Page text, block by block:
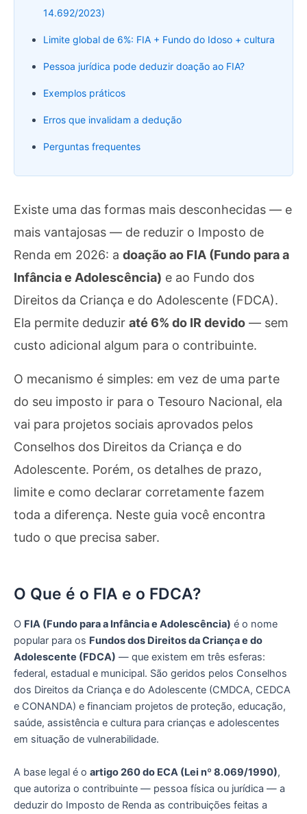
14.692/2023)
Limite global de 6%: FIA + Fundo do Idoso + cultura
Pessoa jurídica pode deduzir doação ao FIA?
Exemplos práticos
Erros que invalidam a dedução
Perguntas frequentes
Existe uma das formas mais desconhecidas — e
mais vantajosas — de reduzir o Imposto de
Renda em 2026: a doação ao FIA (Fundo para a
Infância e Adolescência) e ao Fundo dos
Direitos da Criança e do Adolescente (FDCA).
Ela permite deduzir até 6% do IR devido — sem
custo adicional algum para o contribuinte.
O mecanismo é simples: em vez de uma parte
do seu imposto ir para o Tesouro Nacional, ela
vai para projetos sociais aprovados pelos
Conselhos dos Direitos da Criança e do
Adolescente. Porém, os detalhes de prazo,
limite e como declarar corretamente fazem
toda a diferença. Neste guia você encontra
tudo o que precisa saber.
O Que é o FIA e o FDCA?
O FIA (Fundo para a Infância e Adolescência) é o nome
popular para os Fundos dos Direitos da Criança e do
Adolescente (FDCA) — que existem em três esferas:
federal, estadual e municipal. São geridos pelos Conselhos
dos Direitos da Criança e do Adolescente (CMDCA, CEDCA
e CONANDA) e financiam projetos de proteção, educação,
saúde, assistência e cultura para crianças e adolescentes
em situação de vulnerabilidade.
A base legal é o artigo 260 do ECA (Lei nº 8.069/1990),
que autoriza o contribuinte — pessoa física ou jurídica — a
deduzir do Imposto de Renda as contribuições feitas a